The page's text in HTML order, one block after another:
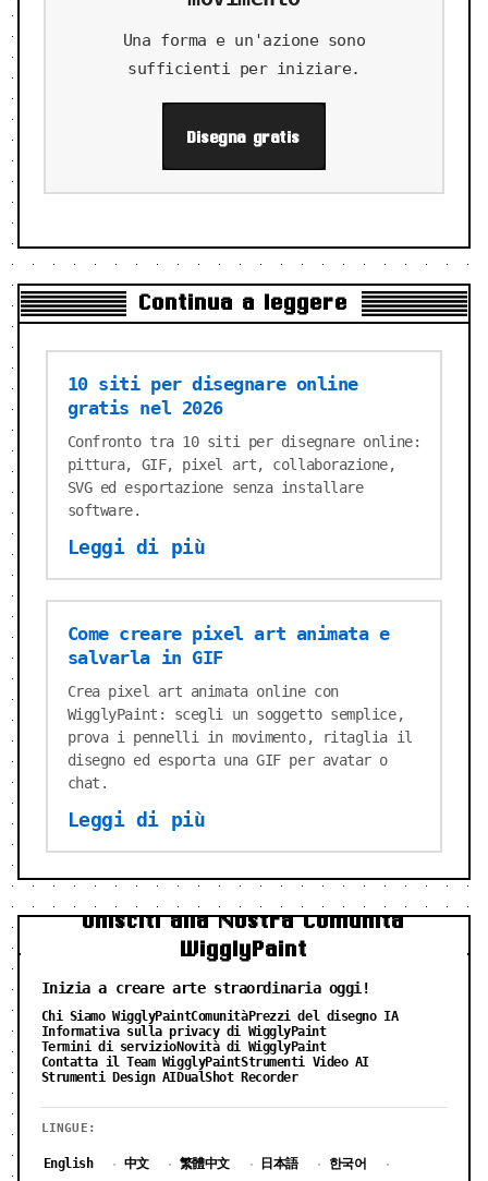
Una forma e un'azione sono
sufficienti per iniziare.
Disegna gratis
Continua a leggere
10 siti per disegnare online
gratis nel 2026
Confronto tra 10 siti per disegnare online:
pittura, GIF, pixel art, collaborazione,
SVG ed esportazione senza installare
software.
Leggi di più
Come creare pixel art animata e
salvarla in GIF
Crea pixel art animata online con
WigglyPaint: scegli un soggetto semplice,
prova i pennelli in movimento, ritaglia il
disegno ed esporta una GIF per avatar o
chat.
Leggi di più
Unisciti alla Nostra Comunità
WigglyPaint
Inizia a creare arte straordinaria oggi!
Chi Siamo WigglyPaintComunitàPrezzi del disegno IA
Informativa sulla privacy di WigglyPaint
Termini di servizioNovità di WigglyPaint
Contatta il Team WigglyPaintStrumenti Video AI
Strumenti Design AIDualShot Recorder
LINGUE:
English · 中文 · 繁體中文 · 日本語 · 한국어 ·